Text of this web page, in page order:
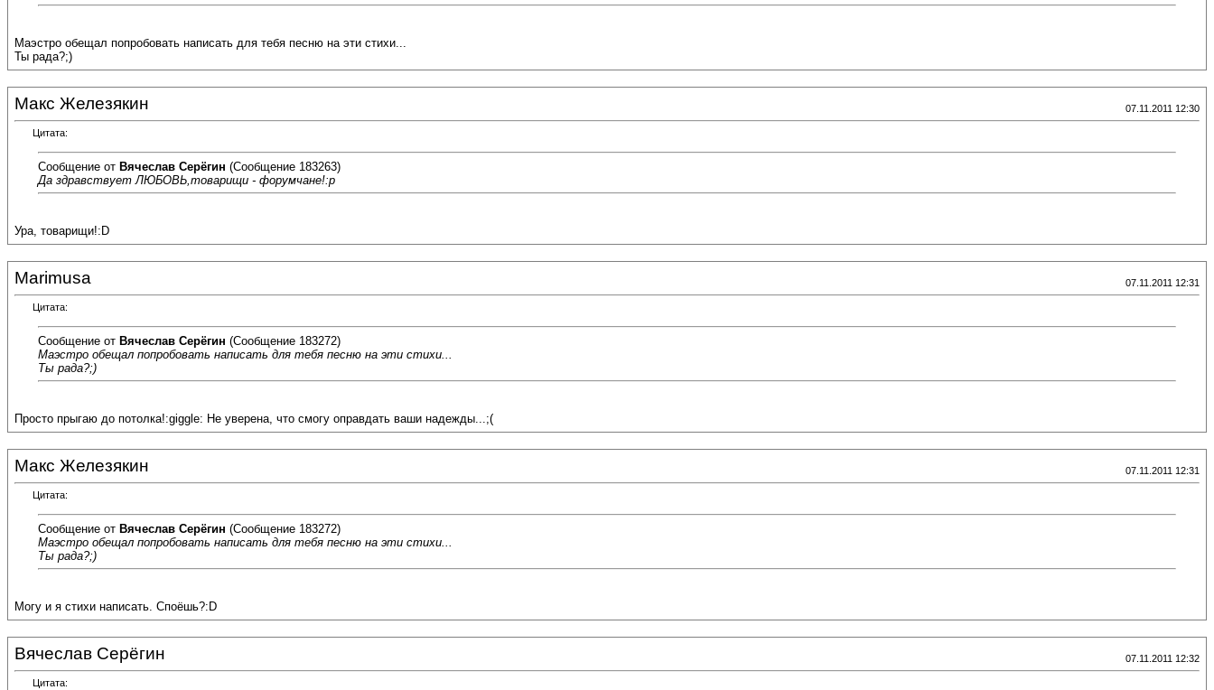
Маэстро обещал попробовать написать для тебя песню на эти стихи...
Ты рада?;)
Макс Железякин 07.11.2011 12:30
Цитата:
Сообщение от Вячеслав Серёгин (Сообщение 183263)
Да здравствует ЛЮБОВЬ,товарищи - форумчане!:p
Ура, товарищи!:D
Marimusa 07.11.2011 12:31
Цитата:
Сообщение от Вячеслав Серёгин (Сообщение 183272)
Маэстро обещал попробовать написать для тебя песню на эти стихи...
Ты рада?;)
Просто прыгаю до потолка!:giggle: Не уверена, что смогу оправдать ваши надежды...;(
Макс Железякин 07.11.2011 12:31
Цитата:
Сообщение от Вячеслав Серёгин (Сообщение 183272)
Маэстро обещал попробовать написать для тебя песню на эти стихи...
Ты рада?;)
Могу и я стихи написать. Споёшь?:D
Вячеслав Серёгин 07.11.2011 12:32
Цитата: